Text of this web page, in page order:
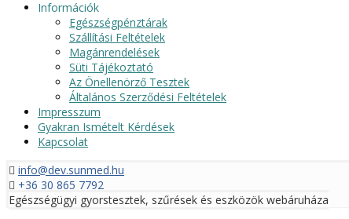
Információk
Egészségpénztárak
Szállítási Feltételek
Magánrendelések
Süti Tájékoztató
Az Önellenörző Tesztek
Általános Szerződési Feltételek
Impresszum
Gyakran Ismételt Kérdések
Kapcsolat
info@dev.sunmed.hu
+36 30 865 7792
Egészségügyi gyorstesztek, szűrések és eszközök webáruháza